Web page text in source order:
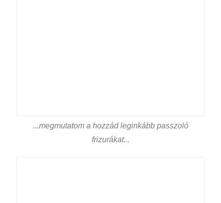
...megmutatom a hozzád leginkább passzoló
frizurákat...